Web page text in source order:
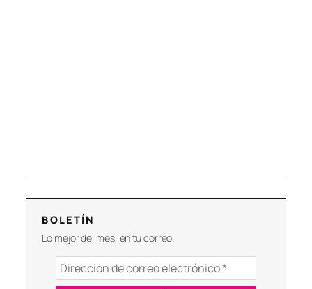
BOLETÍN
Lo mejor del mes, en tu correo.